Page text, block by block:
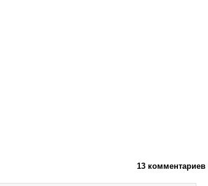
13 комментариев